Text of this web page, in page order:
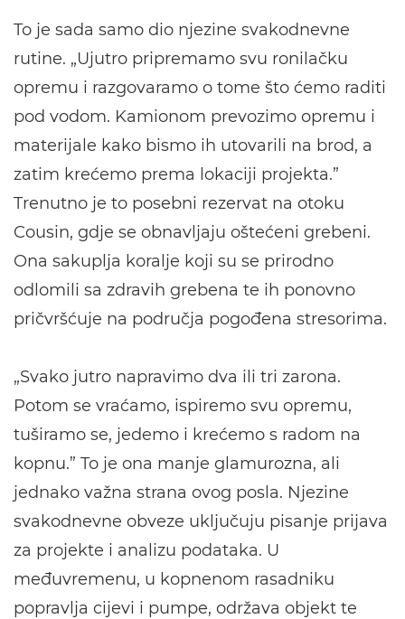
To je sada samo dio njezine svakodnevne
rutine. „Ujutro pripremamo svu ronilačku
opremu i razgovaramo o tome što ćemo raditi
pod vodom. Kamionom prevozimo opremu i
materijale kako bismo ih utovarili na brod, a
zatim krećemo prema lokaciji projekta.”
Trenutno je to posebni rezervat na otoku
Cousin, gdje se obnavljaju oštećeni grebeni.
Ona sakuplja koralje koji su se prirodno
odlomili sa zdravih grebena te ih ponovno
pričvršćuje na područja pogođena stresorima.
„Svako jutro napravimo dva ili tri zarona.
Potom se vraćamo, ispiremo svu opremu,
tuširamo se, jedemo i krećemo s radom na
kopnu.” To je ona manje glamurozna, ali
jednako važna strana ovog posla. Njezine
svakodnevne obveze uključuju pisanje prijava
za projekte i analizu podataka. U
međuvremenu, u kopnenom rasadniku
popravlja cijevi i pumpe, održava objekt te